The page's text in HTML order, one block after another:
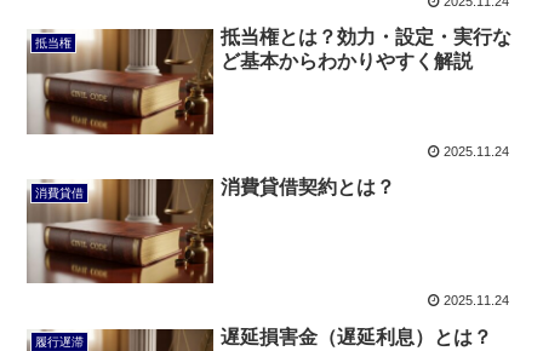
抵当権
抵当権とは？効力・設定・実行な
ど基本からわかりやすく解説
2025.11.24
消費貸借 消費貸借契約とは？
2025.11.24
履行遅滞 遅延損害金（遅延利息）とは？